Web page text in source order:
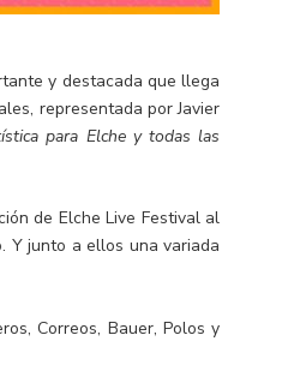
y destacada que llega
representada por Javier
para Elche y todas las
de Elche Live Festival al
Y junto a ellos una variada
Correos, Bauer, Polos y